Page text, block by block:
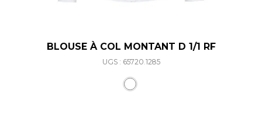
BLOUSE À COL MONTANT D 1/1 RF
UGS : 65720.1285